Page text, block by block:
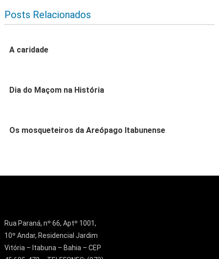
Posts Relacionados
A caridade
Dia do Maçom na História
Os mosqueteiros da Areópago Itabunense
Rua Paraná, nº 66, Aptº 1001,
10º Andar, Residencial Jardim
Vitória – Itabuna – Bahia – CEP